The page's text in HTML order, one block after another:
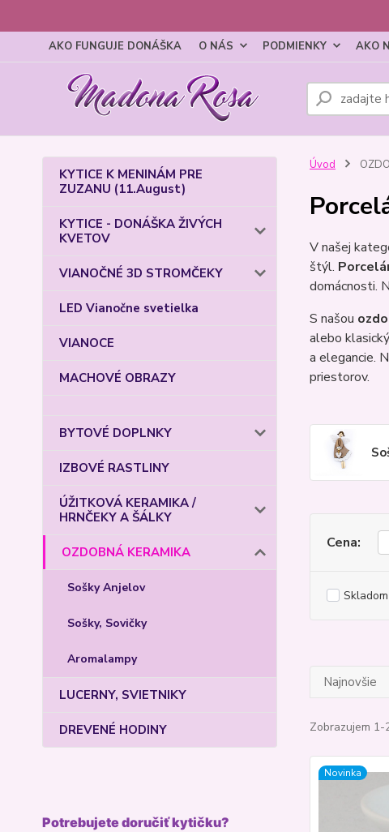
AKO FUNGUJE DONÁŠKA O NÁS PODMIENKY AKO
KYTICE K MENINÁM PRE
ZUZANU (11.August)
KYTICE - DONÁŠKA ŽIVÝCH
KVETOV
VIANOČNÉ 3D STROMČEKY
LED Vianočne svetielka
VIANOCE
MACHOVÉ OBRAZY
BYTOVÉ DOPLNKY
IZBOVÉ RASTLINY
ÚŽITKOVÁ KERAMIKA /
HRNČEKY A ŠÁLKY
OZDOBNÁ KERAMIKA
Sošky Anjelov
Sošky, Sovičky
Aromalampy
LUCERNY, SVIETNIKY
DREVENÉ HODINY
Potrebujete doručiť kytičku?
Úvod
V našej
štýl.
domácnosti.
S našou
alebo
a elegancie.
priestorov.
Cena:
Skladom
Najnovšie
Zobrazujem 1-
Novinka